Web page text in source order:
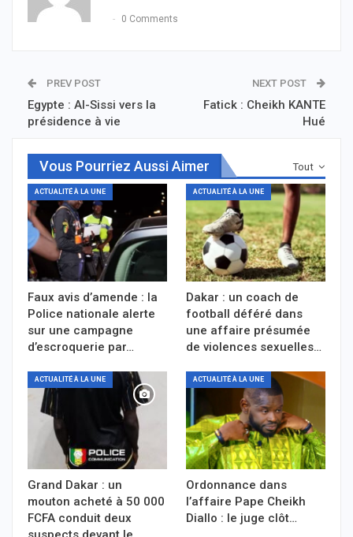
0 Comments
PREV POST
Egypte : Al-Sissi vers la
présidence à vie
NEXT POST
Fatick : Cheikh KANTE
Hué
Tout
Vous Pourriez Aussi Aimer
ACTUALITÉ À LA UNE
Faux avis d’amende : la
Police nationale alerte
sur une campagne
d’escroquerie par…
ACTUALITÉ À LA UNE
Dakar : un coach de
football déféré dans
une affaire présumée
de violences sexuelles…
ACTUALITÉ À LA UNE
Grand Dakar : un
mouton acheté à 50 000
FCFA conduit deux
ACTUALITÉ À LA UNE
Ordonnance dans
l’affaire Pape Cheikh
Diallo : le juge clôt…